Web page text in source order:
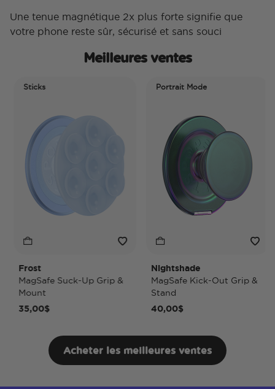
Une tenue magnétique 2x plus forte signifie que
votre phone reste sûr, sécurisé et sans souci
Meilleures ventes
Sticks
Frost
MagSafe Suck-Up Grip &
Mount
35,00$
Portrait Mode
Nightshade
MagSafe Kick-Out Grip &
Stand
40,00$
Acheter les meilleures ventes